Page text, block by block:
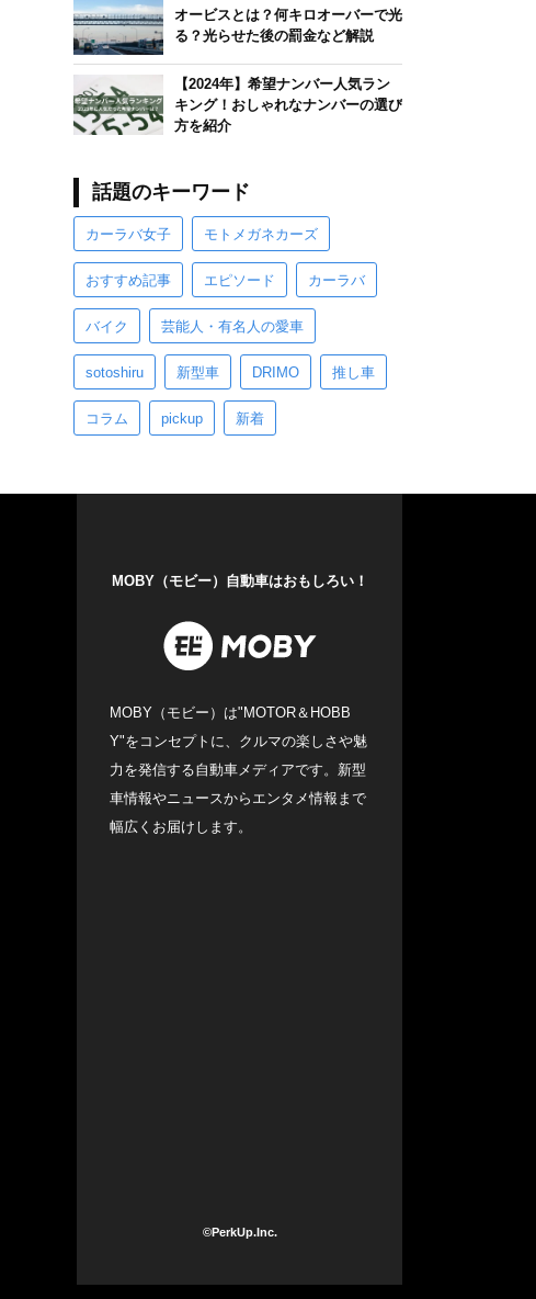
オービスとは？何キロオーバーで光
る？光らせた後の罰金など解説
【2024年】希望ナンバー人気ラン
キング！おしゃれなナンバーの選び
方を紹介
話題のキーワード
カーラバ女子 モトメガネカーズ
おすすめ記事 エピソード カーラバ
バイク 芸能人・有名人の愛車
sotoshiru 新型車 DRIMO 推し車
コラム pickup 新着
MOBY（モビー）自動車はおもしろい！
MOBY（モビー）は"MOTOR＆HOBB
Y"をコンセプトに、クルマの楽しさや魅
力を発信する自動車メディアです。新型
車情報やニュースからエンタメ情報まで
幅広くお届けします。
©PerkUp.Inc.